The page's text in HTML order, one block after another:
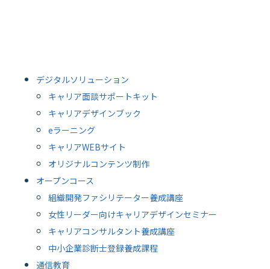
デジタルソリューション
キャリア面談サポートキット
キャリアデザインブック
eラーニング
キャリアWEBサイト
オリジナルコンテンツ制作
オープンコース
組織開発ファシリテーター養成講座
女性リーダー向けキャリアデザインセミナー
キャリアコンサルタント養成講座
中小企業診断士登録養成課程
通信教育